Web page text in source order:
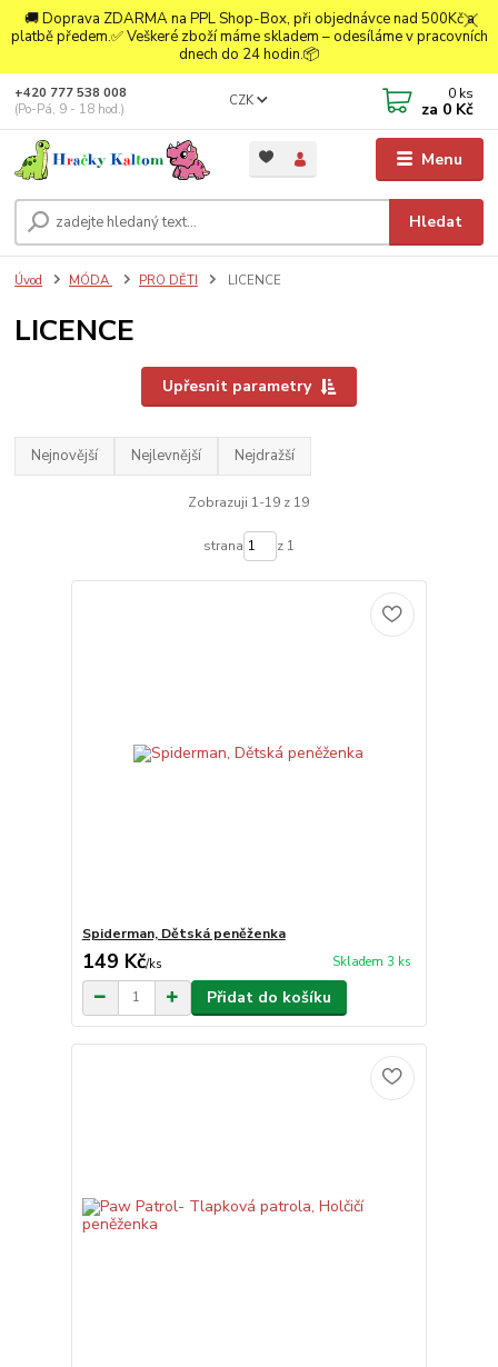
🚚 Doprava ZDARMA na PPL Shop-Box, při objednávce nad 500Kč a
platbě předem.✅ Veškeré zboží máme skladem – odesíláme v pracovních
dnech do 24 hodin.📦
Menu
CZK
Hledat
+420 777 538 008
(Po-Pá, 9 - 18 hod.)
0 ks
za 0 Kč
Úvod MÓDA PRO DĚTI LICENCE
LICENCE
Upřesnit parametry
Nejnovější Nejlevnější Nejdražší
Zobrazuji 1-19 z 19
strana z 1
Spiderman, Dětská peněženka
149 Kč/ks Skladem 3 ks
Přidat do košíku